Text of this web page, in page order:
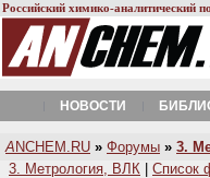
Российский химико-аналитический
НОВОСТИ
A NCHEM.RU » Форумы » 3.
3. Метрология, ВЛК
Список